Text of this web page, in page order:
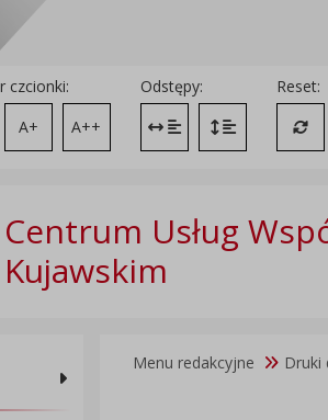
czcionki:
A+ A++
Odstępy:
Zmień odstęp między
Zmień
Reset:
Centrum Usług
Kujawskim
Menu redakcyjne Druki